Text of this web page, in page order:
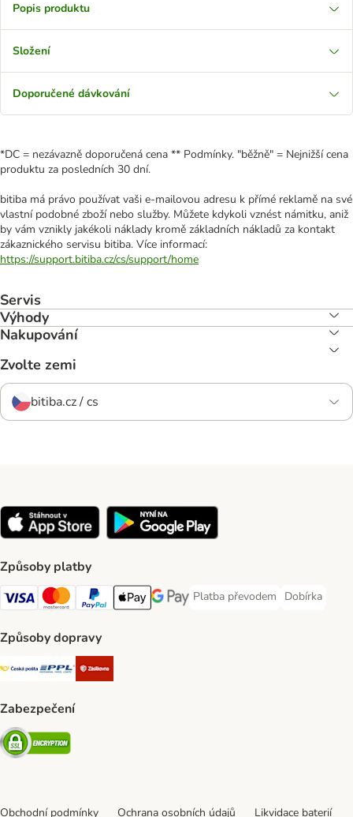
Popis produktu
Složení
Doporučené dávkování
*DC = nezávazně doporučená cena ** Podmínky. "běžně" = Nejnižší cena
produktu za posledních 30 dní.
bitiba má právo používat vaši e-mailovou adresu k přímé reklamě na své
vlastní podobné zboží nebo služby. Můžete kdykoli vznést námitku, aniž
by vám vznikly jakékoli náklady kromě základních nákladů za kontakt
zákaznického servisu bitiba. Více informací:
https://support.bitiba.cz/cs/support/home
Servis
Výhody
Nakupování
Zvolte zemi
bitiba.cz / cs
Způsoby platby
Visa Payment Method
mastercard Payment Method
PayPal Payment Method
Apple pay Payment Method
Google Pay Payment Method
Platba převodem
Platba převodem Payment
Dobírka
Dobírka
Způsoby dopravy
Česká pošta Shipping Method
PPL Shipping Method
Zabezpečení
Security
Obchodní podmínky Ochrana osobních údajů Likvidace baterií